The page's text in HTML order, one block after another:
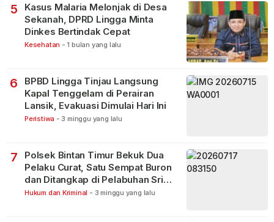
5
Kasus Malaria Melonjak di Desa
Sekanah, DPRD Lingga Minta
Dinkes Bertindak Cepat
Kesehatan - 1 bulan yang lalu
6
BPBD Lingga Tinjau Langsung
Kapal Tenggelam di Perairan
Lansik, Evakuasi Dimulai Hari Ini
Peristiwa - 3 minggu yang lalu
7
Polsek Bintan Timur Bekuk Dua
Pelaku Curat, Satu Sempat Buron
dan Ditangkap di Pelabuhan Sri
Bintan Pura
Hukum dan Kriminal - 3 minggu yang lalu